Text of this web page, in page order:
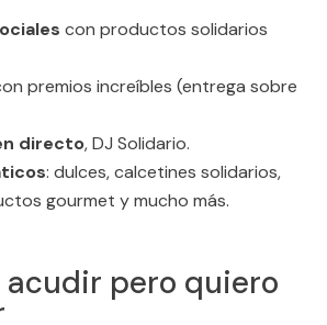
con productos solidarios
premios increíbles (entrega sobre
directo, DJ Solidario.
: dulces, calcetines solidarios,
gourmet y mucho más.
acudir pero quiero